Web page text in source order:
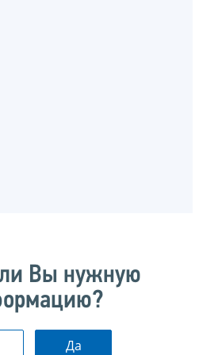
Вы нужную
Да